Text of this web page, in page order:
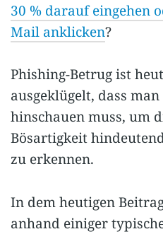
30 % darauf eingehen
Mail anklicken?
Phishing-Betrug ist
ausgeklügelt, dass
hinschauen muss, um
Bösartigkeit
zu erkennen.
In dem heutigen
anhand einiger